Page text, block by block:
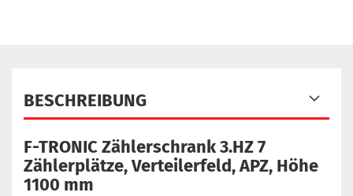
BESCHREIBUNG
F-TRONIC Zählerschrank 3.HZ 7
Zählerplätze, Verteilerfeld, APZ, Höhe
1100 mm